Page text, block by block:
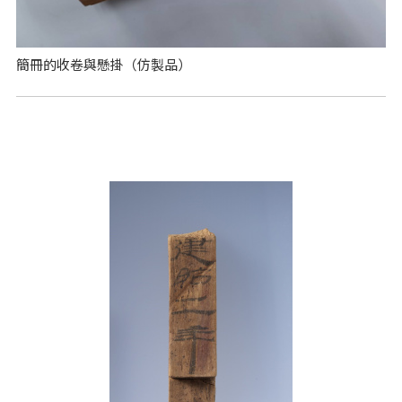
簡冊的收卷與懸掛（仿製品）